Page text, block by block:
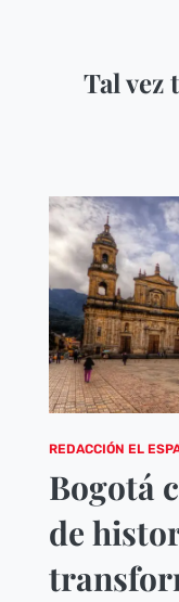
Tal vez
REDACCIÓN EL
Bogotá
de